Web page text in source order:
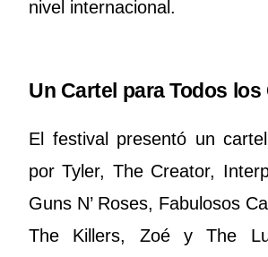
nivel internacional.
Un Cartel para Todos los
El festival presentó un
por Tyler, The Creator,
Guns N’ Roses, Fabulosos
The Killers, Zoé y The